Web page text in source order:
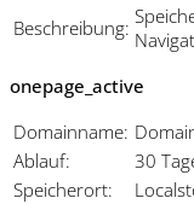
Beschreibung:
onepage_active
Domainname:
Ablauf:
30
Speicherort: